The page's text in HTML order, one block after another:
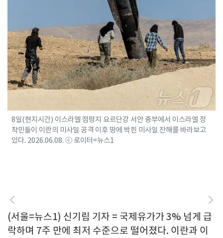
8일(현지시간) 이스라엘 점령지 요르단강 서안 중부에서 이스라엘 정
착민들이 이란의 미사일 공격 이후 땅에 박힌 미사일 잔해를 바라보고
있다. 2026.06.08. ⓒ 로이터=뉴스1
(서울=뉴스1) 신기림 기자 = 국제유가가 3% 넘게 급
락하며 7주 만에 최저 수준으로 떨어졌다. 이란과 이